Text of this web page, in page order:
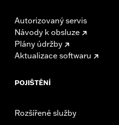
Autorizovaný servis
Návody k obsluze
Plány údržby
Aktualizace softwaru
POJIŠTĚNÍ
Rozšířené služby